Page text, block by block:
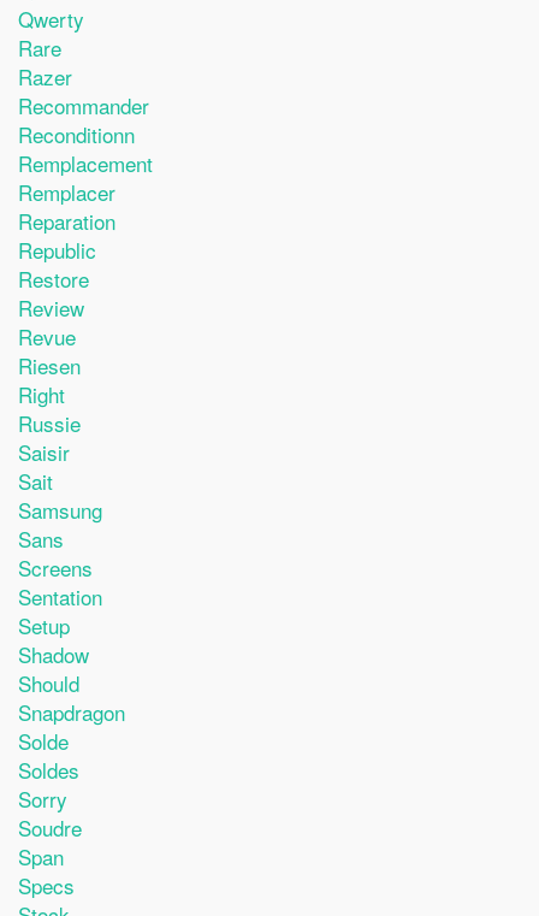
Qwerty
Rare
Razer
Recommander
Reconditionn
Remplacement
Remplacer
Reparation
Republic
Restore
Review
Revue
Riesen
Right
Russie
Saisir
Sait
Samsung
Sans
Screens
Sentation
Setup
Shadow
Should
Snapdragon
Solde
Soldes
Sorry
Soudre
Span
Specs